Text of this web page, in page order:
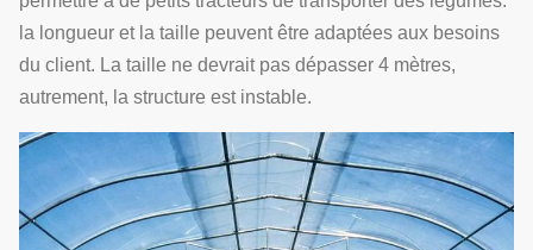
la longueur et la taille peuvent être adaptées aux besoins
du client. La taille ne devrait pas dépasser 4 mètres,
autrement, la structure est instable.